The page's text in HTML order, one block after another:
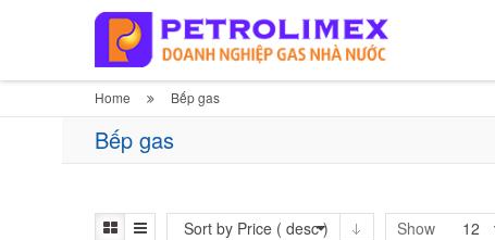
Home Bếp gas
Bếp gas
Sort by Price ( desc ) Show 12